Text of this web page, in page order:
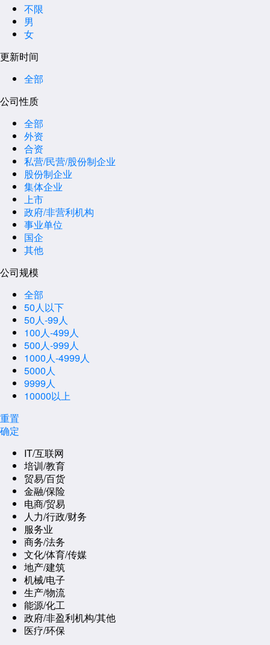
不限
男
女
更新时间
全部
公司性质
全部
外资
合资
私营/民营/股份制企业
股份制企业
集体企业
上市
政府/非营利机构
事业单位
国企
其他
公司规模
全部
50人以下
50人-99人
100人-499人
500人-999人
1000人-4999人
5000人
9999人
10000以上
重置
确定
IT/互联网
培训/教育
贸易/百货
金融/保险
电商/贸易
人力/行政/财务
服务业
商务/法务
文化/体育/传媒
地产/建筑
机械/电子
生产/物流
能源/化工
政府/非盈利机构/其他
医疗/环保